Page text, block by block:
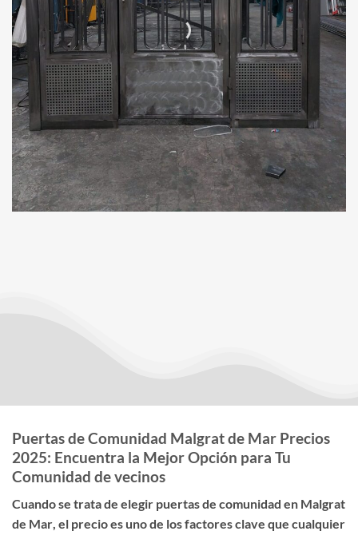
Puertas de Comunidad Malgrat de Mar Precios
2025: Encuentra la Mejor Opción para Tu
Comunidad de vecinos
Cuando se trata de elegir puertas de comunidad en Malgrat
de Mar, el precioes uno de los factores clave que cualquier